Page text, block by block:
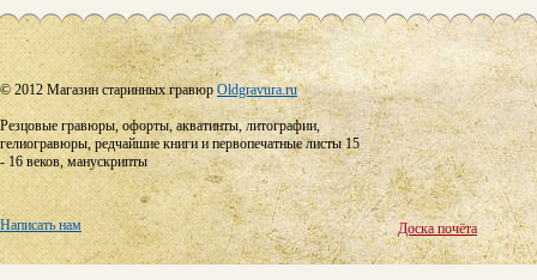
© 2012 Магазин старинных гравюрOldgravura.ru
Резцовые гравюры, офорты, акватинты, литографии,
гелиогравюры, редчайшие книги и первопечатные листы 15
- 16 веков, манускрипты
Написать нам Доска почёта